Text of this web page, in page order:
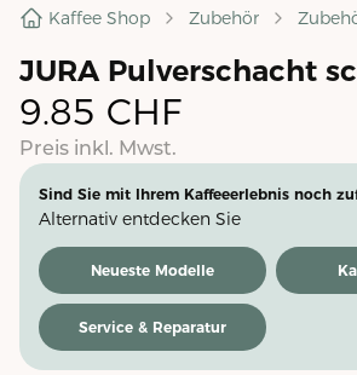
Kaffee Shop Zubehör
JURA Pulverschacht
9.85 CHF
Preis inkl. Mwst.
Sind Sie mit Ihrem Kaffeeerlebnis noch
Alternativ entdecken Sie
Neueste Modelle
Service & Reparatur